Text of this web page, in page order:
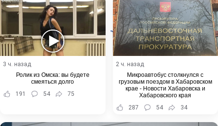
3 ч. назад
Ролик из Омска: вы будете
смеяться долго
191
54 75
2 ч. назад
Микроавтобус столкнулся с
грузовым поездом в Хабаровском
крае - Новости Хабаровска и
Хабаровского края
287
54 34